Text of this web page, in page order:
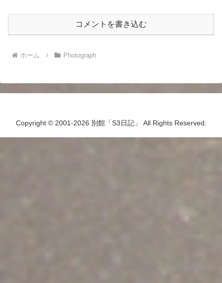
コメントを書き込む
ホーム Photograph
Copyright © 2001-2026 別館「S3日記」 All Rights Reserved.